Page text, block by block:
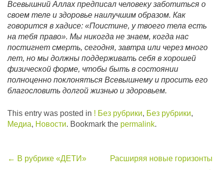
Всевышний Аллах предписал человеку заботиться о
своем теле и здоровье наилучшим образом. Как
говорится в хадисе: «Поистине, у твоего тела есть
на тебя право». Мы никогда не знаем, когда нас
постигнет смерть, сегодня, завтра или через много
лет, но мы должны поддерживать себя в хорошей
физической форме, чтобы быть в состоянии
полноценно поклоняться Всевышнему и просить его
благословить долгой жизнью и здоровьем.
This entry was posted in ! Без рубрики, Без рубрики,
Медиа, Новости. Bookmark the permalink.
Post
← В рубрике «ДЕТИ»
Расширяя новые горизонты